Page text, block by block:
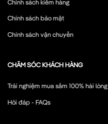
Chính sách kiểm hàng
Chính sách bảo mật
Chính sách vận chuyển
CHĂM SÓC KHÁCH HÀNG
Trải nghiệm mua sắm 100% hài lòng
Hỏi đáp - FAQs